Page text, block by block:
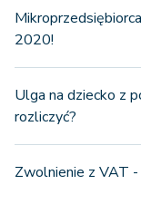
2020!
Ulga na dziecko z
rozliczyć?
Zwolnienie z VAT